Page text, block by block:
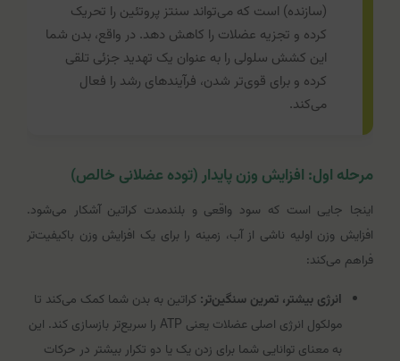
(سازنده) است که می‌تواند سنتز پروتئین را تحریک
کرده و تجزیه عضلات را کاهش دهد. در واقع، بدن شما
این کشش سلولی را به عنوان یک تهدید جزئی تلقی
کرده و برای قوی‌تر شدن، فرآیندهای رشد را فعال
می‌کند.
مرحله اول: افزایش وزن پایدار (توده عضلانی خالص)
اینجا جایی است که سود واقعی و بلندمدت کراتین آشکار می‌شود.
افزایش وزن اولیه ناشی از آب، زمینه را برای یک افزایش وزن باکیفیت‌تر
فراهم می‌کند:
انرژی بیشتر، تمرین سنگین‌تر: کراتین به بدن شما کمک می‌کند تا
مولکول انرژی اصلی عضلات یعنی ATP را سریع‌تر بازسازی کند. این
به معنای توانایی شما برای زدن یک یا دو تکرار بیشتر در حرکات